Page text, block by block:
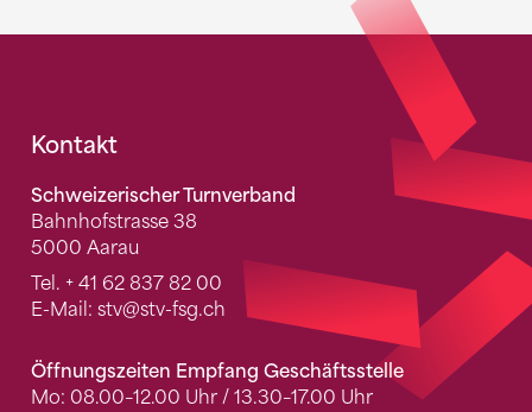
Fusszeile
Kontakt
Schweizerischer Turnverband
Bahnhofstrasse 38
5000 Aarau
Tel. + 41 62 837 82 00
E-Mail: stv@stv-fsg.ch
Öffnungszeiten Empfang Geschäftsstelle
Mo: 08.00–12.00 Uhr / 13.30–17.00 Uhr